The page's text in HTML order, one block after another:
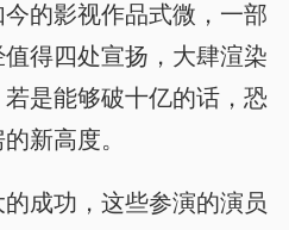
的影视作品式微，一部
得四处宣扬，大肆渲染
是能够破十亿的话，恐
新高度。
成功，这些参演的演员